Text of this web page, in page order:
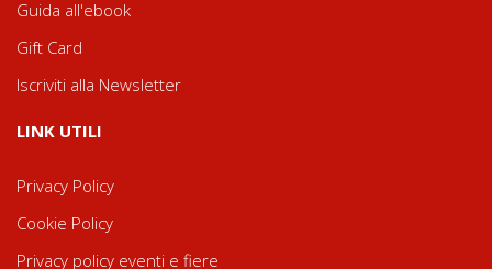
Guida all'ebook
Gift Card
Iscriviti alla Newsletter
LINK UTILI
Privacy Policy
Cookie Policy
Privacy policy eventi e fiere